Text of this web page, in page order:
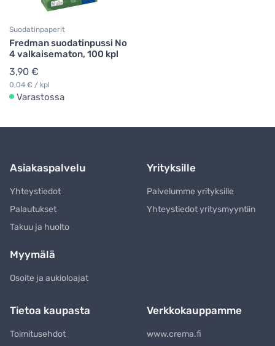
Suodatinpaperit
Fredman suodatinpussi No
4 valkaisematon, 100 kpl
3,90 €
0,04 € / kpl
Varastossa
Asiakaspalvelu
Yhteystiedot
Palautukset
Takuu ja huolto
Yrityksille
Palvelumme yrityksille
Yhteystiedot yritysmyyntiin
Myymälä
Osoite ja aukioloajat
Tietoa kaupasta
Toimitusehdot
Verkkokauppamme
www.crema.fi